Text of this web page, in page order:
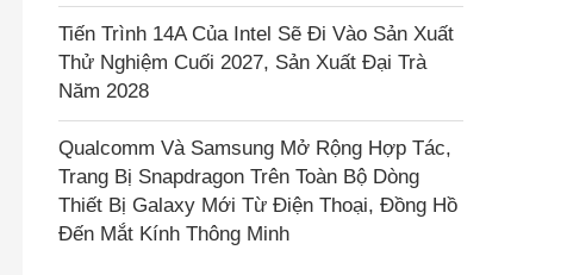
Tiến Trình 14A Của Intel Sẽ Đi Vào Sản Xuất
Thử Nghiệm Cuối 2027, Sản Xuất Đại Trà
Năm 2028
Qualcomm Và Samsung Mở Rộng Hợp Tác,
Trang Bị Snapdragon Trên Toàn Bộ Dòng
Thiết Bị Galaxy Mới Từ Điện Thoại, Đồng Hồ
Đến Mắt Kính Thông Minh